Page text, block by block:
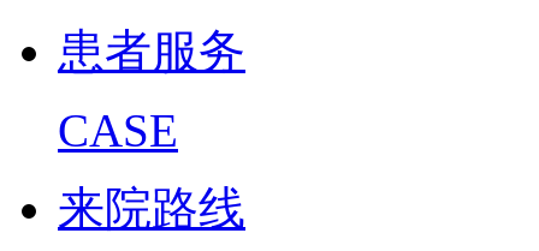
患者服务
CASE
来院路线